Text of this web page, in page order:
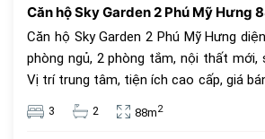
Căn hộ Sky Garden 2 Phú Mỹ Hưng
Căn hộ Sky Garden 2 Phú Mỹ Hưng
phòng ngủ, 2 phòng tắm, nội thất mới,
Vị trí trung tâm, tiện ích cao cấp, giá
hợp để ở hoặc đầu tư.
3 2 88m2